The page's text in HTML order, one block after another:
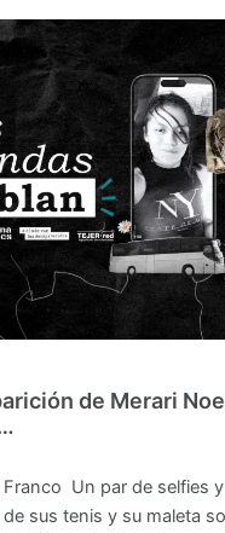
de Merari
Franco Un par de selfies
sus tenis y su maleta